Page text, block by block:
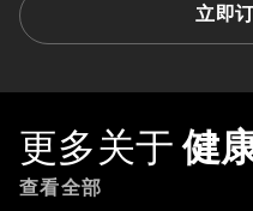
立即
更多关于 健
查看全部